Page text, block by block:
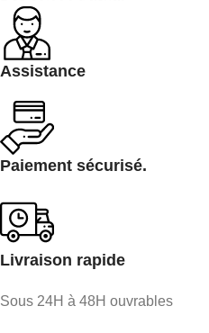
Assistance
Paiement sécurisé.
Livraison rapide
Sous 24H à 48H ouvrables